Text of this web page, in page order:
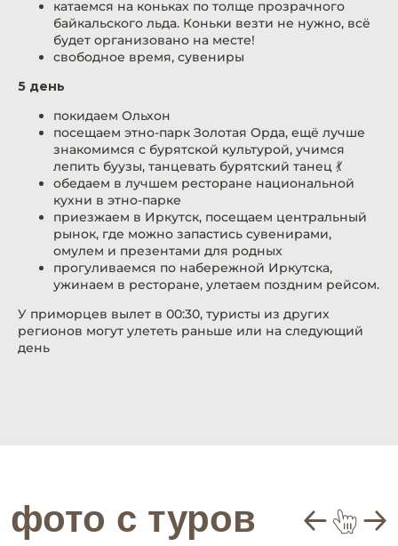
катаемся на коньках по толще прозрачного
байкальского льда. Коньки везти не нужно, всё
будет организовано на месте!
свободное время, сувениры
5 день
покидаем Ольхон
посещаем этно-парк Золотая Орда, ещё лучше
знакомимся с бурятской культурой, учимся
лепить буузы, танцевать бурятский танец 💃
обедаем в лучшем ресторане национальной
кухни в этно-парке
приезжаем в Иркутск, посещаем центральный
рынок, где можно запастись сувенирами,
омулем и презентами для родных
прогуливаемся по набережной Иркутска,
ужинаем в ресторане, улетаем поздним рейсом.
У приморцев вылет в 00:30, туристы из других
регионов могут улететь раньше или на следующий
день
стоимость